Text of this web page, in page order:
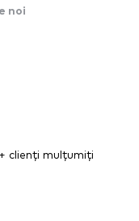
noi
clienți mulțumiți